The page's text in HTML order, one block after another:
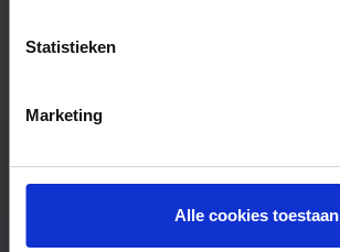
Statistieken
Marketing
Alle cookies toestaan
7851AH
Noordelijke Dwarsweg 96